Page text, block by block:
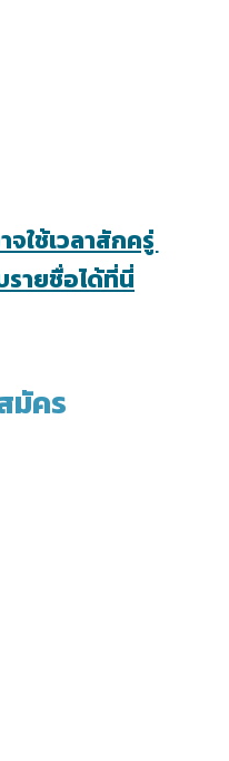
ใช้เวลาสักครู่
ายชื่อได้ที่นี่
มัคร